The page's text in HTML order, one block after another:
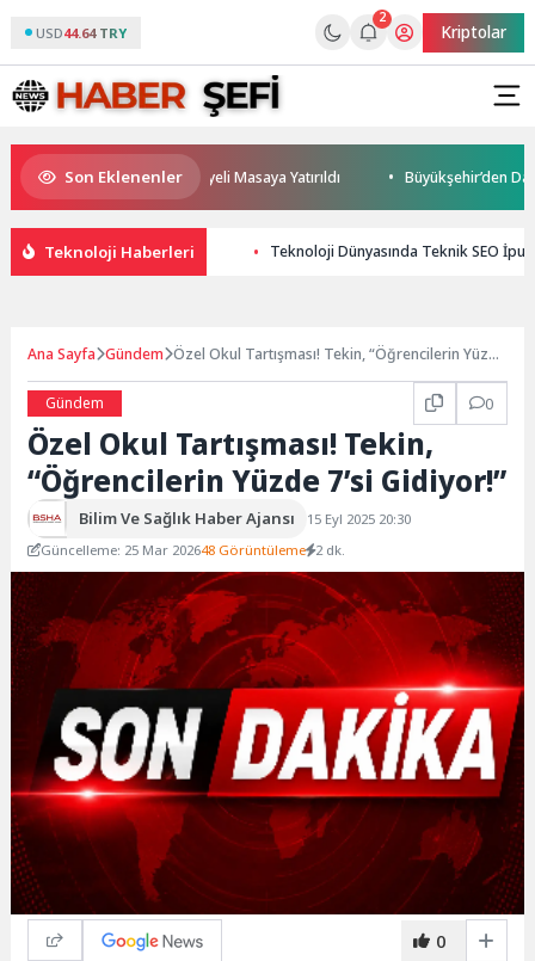
USD44.64 TRY
2
Kriptolar
Son Eklenenler
ve Yatırım Potansiyeli Masaya Yatırıldı Büyükşehir’den
Teknoloji Haberleri Teknoloji Dünyasında Teknik SEO
Ana Sayfa Gündem Özel Okul Tartışması! Tekin, “Öğrencilerin Yüzde
Gündem
0
Özel Okul Tartışması! Tekin,
“Öğrencilerin Yüzde 7’si Gidiyor!”
Bilim Ve Sağlık Haber Ajansı
15 Eyl 2025 20:30
Güncelleme: 25 Mar 202648 Görüntüleme 2 dk.
0